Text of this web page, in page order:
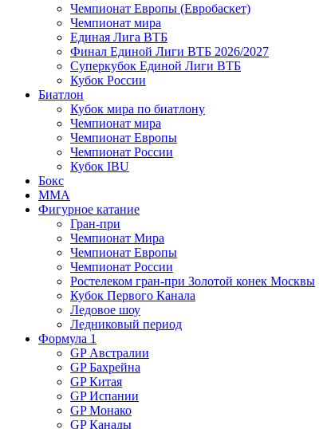
Чемпионат Европы (Евробаскет)
Чемпионат мира
Единая Лига ВТБ
Финал Единой Лиги ВТБ 2026/2027
Суперкубок Единой Лиги ВТБ
Кубок России
Биатлон
Кубок мира по биатлону
Чемпионат мира
Чемпионат Европы
Чемпионат России
Кубок IBU
Бокс
MMA
Фигурное катание
Гран-при
Чемпионат Мира
Чемпионат Европы
Чемпионат России
Ростелеком гран-при Золотой конек Москвы
Кубок Первого Канала
Ледовое шоу
Ледниковый период
Формула 1
GP Австралии
GP Бахрейна
GP Китая
GP Испании
GP Монако
GP Канады